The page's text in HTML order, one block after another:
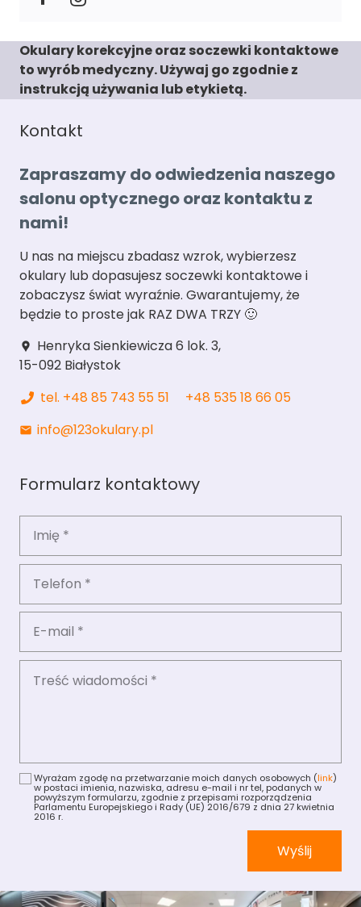
Okulary korekcyjne oraz soczewki kontaktowe
to wyrób medyczny. Używaj go zgodnie z
instrukcją używania lub etykietą.
Kontakt
Zapraszamy do odwiedzenia naszego
salonu optycznego oraz kontaktu z
nami!
U nas na miejscu zbadasz wzrok, wybierzesz
okulary lub dopasujesz soczewki kontaktowe i
zobaczysz świat wyraźnie. Gwarantujemy, że
będzie to proste jak RAZ DWA TRZY 🙂
location_pin
Henryka Sienkiewicza 6 lok. 3,
15-092 Białystok
tel. +48 85 743 55 51
+48 535 18 66 05
mail info@123okulary.pl
Formularz kontaktowy
Wyrażam zgodę na przetwarzanie moich danych osobowych (link)
w postaci imienia, nazwiska, adresu e-mail i nr tel, podanych w
powyższym formularzu, zgodnie z przepisami rozporządzenia
Parlamentu Europejskiego i Rady (UE) 2016/679 z dnia 27 kwietnia
2016 r.
Wyślij